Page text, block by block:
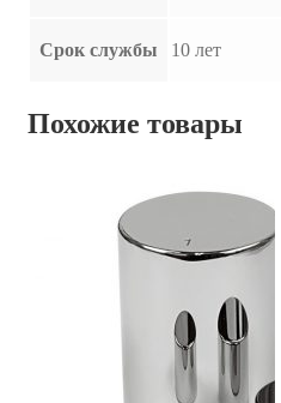
Срок службы 10 лет
Похожие товары